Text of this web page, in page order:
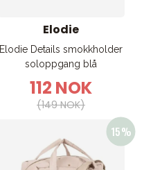
Elodie
Elodie Details smokkholder
soloppgang blå
112 NOK
(149 NOK)